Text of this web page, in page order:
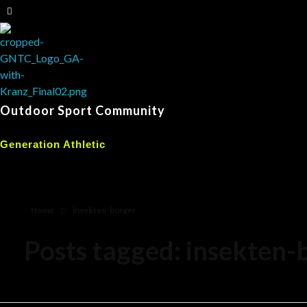
Outdoor Sport Community
Generation Athletic